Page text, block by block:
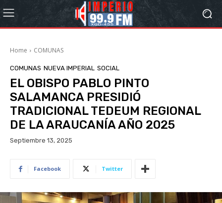
Home COMUNAS
COMUNAS NUEVA IMPERIAL SOCIAL
EL OBISPO PABLO PINTO
SALAMANCA PRESIDIÓ
TRADICIONAL TEDEUM REGIONAL
DE LA ARAUCANÍA AÑO 2025
Septiembre 13, 2025
Facebook Twitter